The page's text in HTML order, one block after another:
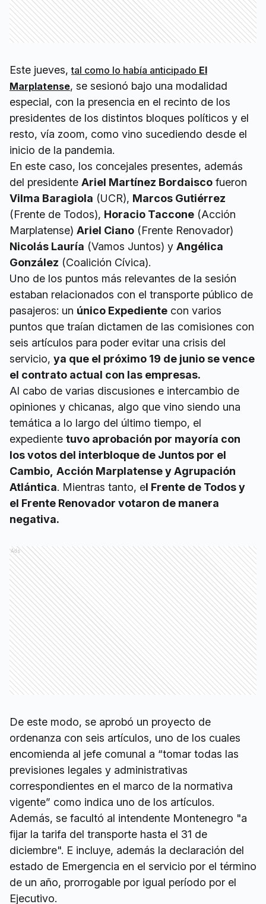
Este jueves,tal como lo había anticipado El
Marplatense, se sesionó bajo una modalidad
especial, con la presencia en el recinto de los
presidentes de los distintos bloques políticos y el
resto, vía zoom, como vino sucediendo desde el
inicio de la pandemia.
En este caso, los concejales presentes, además
del presidente Ariel Martínez Bordaisco fueron
Vilma Baragiola (UCR), Marcos Gutiérrez
(Frente de Todos), Horacio Taccone (Acción
Marplatense) Ariel Ciano (Frente Renovador)
Nicolás Lauría (Vamos Juntos) y Angélica
González (Coalición Cívica).
Uno de los puntos más relevantes de la sesión
estaban relacionados con el transporte público de
pasajeros: un único Expediente con varios
puntos que traían dictamen de las comisiones con
seis artículos para poder evitar una crisis del
servicio, ya que el próximo 19 de junio se vence
el contrato actual con las empresas.
Al cabo de varias discusiones e intercambio de
opiniones y chicanas, algo que vino siendo una
temática a lo largo del último tiempo, el
expediente tuvo aprobación por mayoría con
los votos del interbloque de Juntos por el
Cambio, Acción Marplatense y Agrupación
Atlántica. Mientras tanto, el Frente de Todos y
el Frente Renovador votaron de manera
negativa.
Ads
De este modo, se aprobó un proyecto de
ordenanza con seis artículos, uno de los cuales
encomienda al jefe comunal a “tomar todas las
previsiones legales y administrativas
correspondientes en el marco de la normativa
vigente” como indica uno de los artículos.
Además, se facultó al intendente Montenegro "a
fijar la tarifa del transporte hasta el 31 de
diciembre". E incluye, además la declaración del
estado de Emergencia en el servicio por el término
de un año, prorrogable por igual período por el
Ejecutivo.